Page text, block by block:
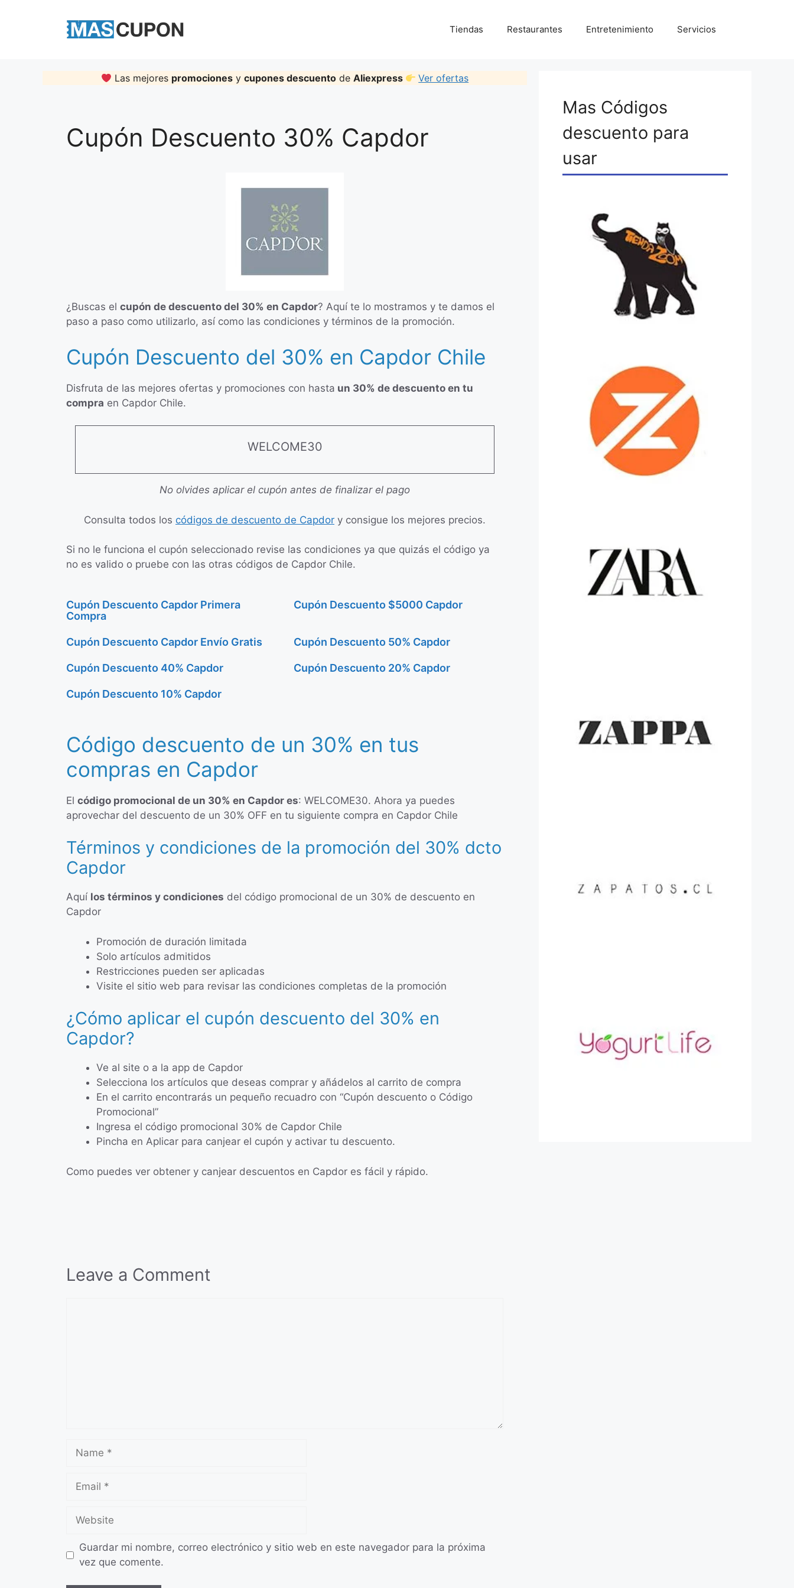
Tiendas Restaurantes Entretenimiento Servicios
Las mejores promociones y cupones descuento de Aliexpress Ver ofertas
Cupón Descuento 30% Capdor
¿Buscas el cupón de descuento del 30% en Capdor? Aquí te lo mostramos y te damos el
paso a paso como utilizarlo, así como las condiciones y términos de la promoción.
Cupón Descuento del 30% en Capdor Chile
Disfruta de las mejores ofertas y promociones con hasta un 30% de descuento en tu
compra en Capdor Chile.
WELCOME30
No olvides aplicar el cupón antes de finalizar el pago
Consulta todos los códigos de descuento de Capdor y consigue los mejores precios.
Si no le funciona el cupón seleccionado revise las condiciones ya que quizás el código ya
no es valido o pruebe con las otras códigos de Capdor Chile.
Cupón Descuento Capdor Primera
Compra
Cupón Descuento $5000 Capdor
Cupón Descuento Capdor Envío Gratis Cupón Descuento 50% Capdor
Cupón Descuento 40% Capdor Cupón Descuento 20% Capdor
Cupón Descuento 10% Capdor
Código descuento de un 30% en tus
compras en Capdor
El código promocional de un 30% en Capdor es: WELCOME30. Ahora ya puedes
aprovechar del descuento de un 30% OFF en tu siguiente compra en Capdor Chile
Términos y condiciones de la promoción del 30% dcto
Capdor
Aquí los términos y condiciones del código promocional de un 30% de descuento en
Capdor
Promoción de duración limitada
Solo artículos admitidos
Restricciones pueden ser aplicadas
Visite el sitio web para revisar las condiciones completas de la promoción
¿Cómo aplicar el cupón descuento del 30% en
Capdor?
Ve al site o a la app de Capdor
Selecciona los artículos que deseas comprar y añádelos al carrito de compra
En el carrito encontrarás un pequeño recuadro con “Cupón descuento o Código
Promocional”
Ingresa el código promocional 30% de Capdor Chile
Pincha en Aplicar para canjear el cupón y activar tu descuento.
Como puedes ver obtener y canjear descuentos en Capdor es fácil y rápido.
Leave a Comment
Name
Email
Website
Guardar mi nombre, correo electrónico y sitio web en este navegador para la próxima
vez que comente.
Mas Códigos
descuento para
usar